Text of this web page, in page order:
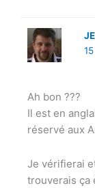
Ah bon ???
Il est en
réservé aux
Je vérifierai
trouverais ça